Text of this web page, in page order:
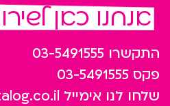
אנחנו כאן
התקשרו 03-5491555
פקס 03-5491555
שלחו לנו אימייל